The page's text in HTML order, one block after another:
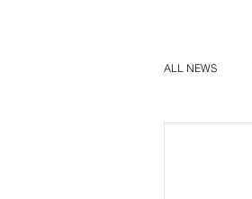
ALL NEWS